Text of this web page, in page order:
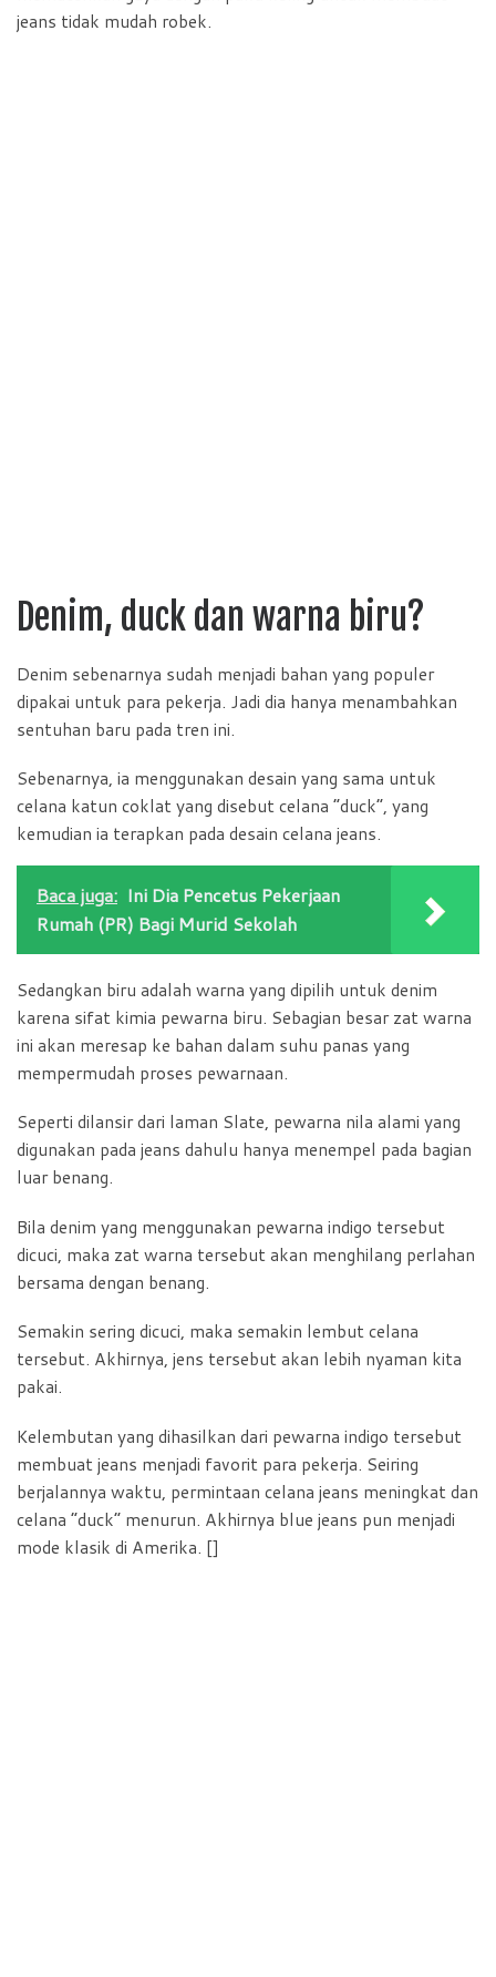
jeans tidak mudah robek.
Denim, duck dan warna biru?
Denim sebenarnya sudah menjadi bahan yang populer
dipakai untuk para pekerja. Jadi dia hanya menambahkan
sentuhan baru pada tren ini.
Sebenarnya, ia menggunakan desain yang sama untuk
celana katun coklat yang disebut celana “duck”, yang
kemudian ia terapkan pada desain celana jeans.
Baca juga: Ini Dia Pencetus Pekerjaan
Rumah (PR) Bagi Murid Sekolah
Sedangkan biru adalah warna yang dipilih untuk denim
karena sifat kimia pewarna biru. Sebagian besar zat warna
ini akan meresap ke bahan dalam suhu panas yang
mempermudah proses pewarnaan.
Seperti dilansir dari laman Slate, pewarna nila alami yang
digunakan pada jeans dahulu hanya menempel pada bagian
luar benang.
Bila denim yang menggunakan pewarna indigo tersebut
dicuci, maka zat warna tersebut akan menghilang perlahan
bersama dengan benang.
Semakin sering dicuci, maka semakin lembut celana
tersebut. Akhirnya, jens tersebut akan lebih nyaman kita
pakai.
Kelembutan yang dihasilkan dari pewarna indigo tersebut
membuat jeans menjadi favorit para pekerja. Seiring
berjalannya waktu, permintaan celana jeans meningkat dan
celana “duck” menurun. Akhirnya blue jeans pun menjadi
mode klasik di Amerika. []